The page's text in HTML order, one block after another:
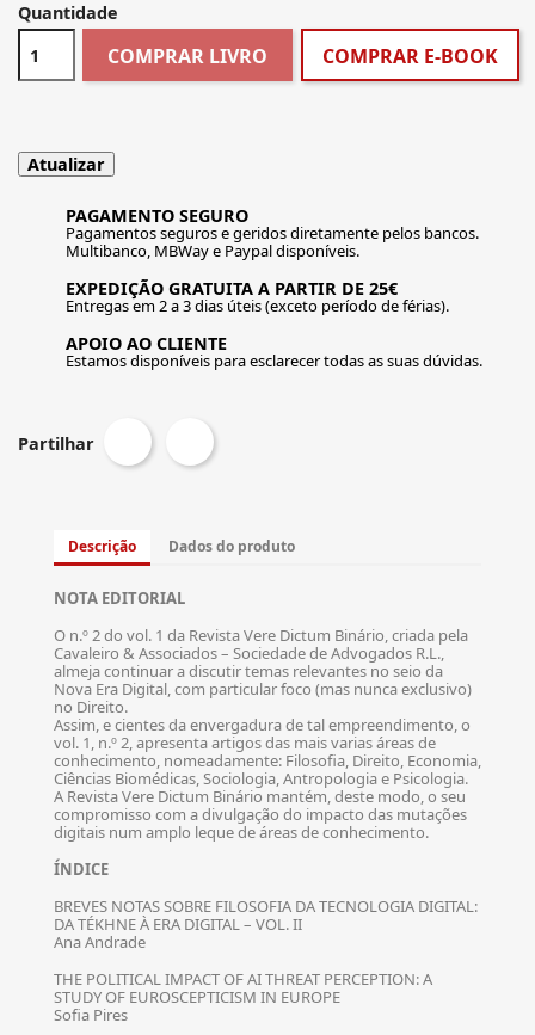
Quantidade
COMPRAR LIVRO COMPRAR E-BOOK
PAGAMENTO SEGURO
Pagamentos seguros e geridos diretamente pelos bancos.
Multibanco, MBWay e Paypal disponíveis.
EXPEDIÇÃO GRATUITA A PARTIR DE 25€
Entregas em 2 a 3 dias úteis (exceto período de férias).
APOIO AO CLIENTE
Estamos disponíveis para esclarecer todas as suas dúvidas.
Partilhar
Descrição Dados do produto
NOTA EDITORIAL
O n.º 2 do vol. 1 da Revista Vere Dictum Binário, criada pela
Cavaleiro & Associados – Sociedade de Advogados R.L.,
almeja continuar a discutir temas relevantes no seio da
Nova Era Digital, com particular foco (mas nunca exclusivo)
no Direito.
Assim, e cientes da envergadura de tal empreendimento, o
vol. 1, n.º 2, apresenta artigos das mais varias áreas de
conhecimento, nomeadamente: Filosofia, Direito, Economia,
Ciências Biomédicas, Sociologia, Antropologia e Psicologia.
A Revista Vere Dictum Binário mantém, deste modo, o seu
compromisso com a divulgação do impacto das mutações
digitais num amplo leque de áreas de conhecimento.
ÍNDICE
BREVES NOTAS SOBRE FILOSOFIA DA TECNOLOGIA DIGITAL:
DA TÉKHNE À ERA DIGITAL – VOL. II
Ana Andrade
THE POLITICAL IMPACT OF AI THREAT PERCEPTION: A
STUDY OF EUROSCEPTICISM IN EUROPE
Sofia Pires